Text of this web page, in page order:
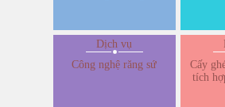
Dịch vụ
Công nghệ răng sứ
Cấy
tích